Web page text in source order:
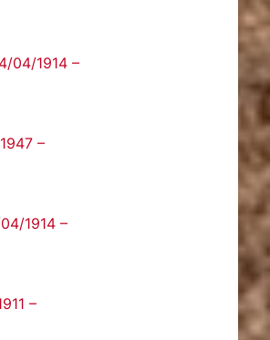
04/1914 –
–
1914 –
–